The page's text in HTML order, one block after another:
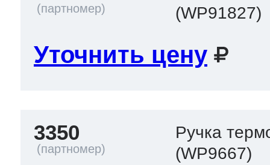
(WP91827)
Уточнить цену
3350
Ручка
(WP9667)